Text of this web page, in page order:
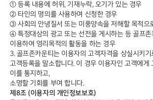
① 등록 내용에 허위, 기재누락, 오기가 있는 경우
② 타인의 명의를 사용하여 신청한 경우
③ 사회의 안녕질서 또는 미풍양속을 저해할 목적으
④ 특정대상의 광고 또는 선전을 게시하는 등 골프
이용하여 영리목적의 활동을 하는 경우
3. 골프존카운티는 이용자의 고객자격을 상실시키
고객등록을 말소합니다. 이 경우 이용자인 고객에게
이를 통지하고,
소명할 기회를 부여 합니다.
제8조 (이용자의 개인정보보호)